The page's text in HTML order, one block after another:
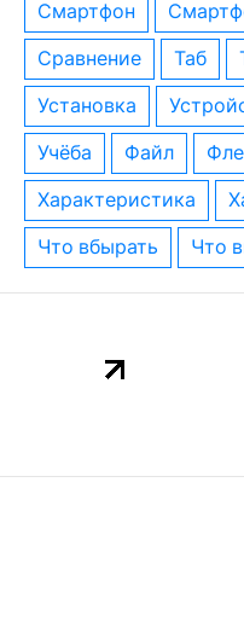
смартфон
сравнение таб
установка
учёба файл
характеристика
что вбырать что